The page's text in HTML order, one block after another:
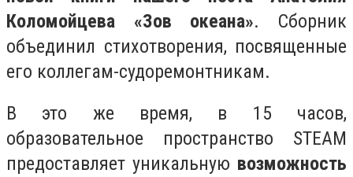
Коломойцева «Зов океана». Сборник
объединил стихотворения, посвященные
его коллегам-судоремонтникам.
В это же время, в 15 часов,
образовательное пространство STEAM
предоставляет уникальную возможность